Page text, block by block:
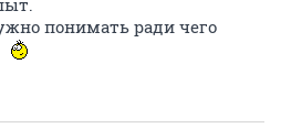
понимать ради чего